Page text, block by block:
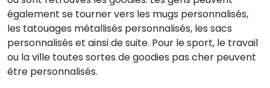
également se tourner vers les mugs personnalisés,
les tatouages métallisés personnalisés, les sacs
personnalisés et ainsi de suite. Pour le sport, le travail
ou la ville toutes sortes de goodies pas cher peuvent
être personnalisés.